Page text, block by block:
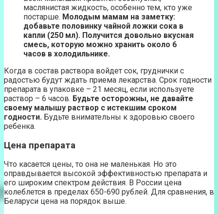
маслянистая жидкость, особенно тем, кто уже
постарше. Молодым мамам на заметку:
добавьте половинку чайной ложки сока в
капли (250 мл). Получится довольно вкусная
смесь, которую можно хранить около 6
часов в холодильнике.
Когда в состав раствора войдет сок, груднички с
радостью будут ждать приема лекарства. Срок годности
препарата в упаковке – 21 месяц, если используете
раствор – 6 часов. Будьте осторожны, не давайте
своему малышу раствор с истекшим сроком
годности. Будьте внимательны к здоровью своего
ребенка.
Цена препарата
Что касается цены, то она не маленькая. Но это
оправдывается высокой эффективностью препарата и
его широким спектром действия. В России цена
колеблется в пределах 650-690 рублей. Для сравнения, в
Беларуси цена на порядок выше.